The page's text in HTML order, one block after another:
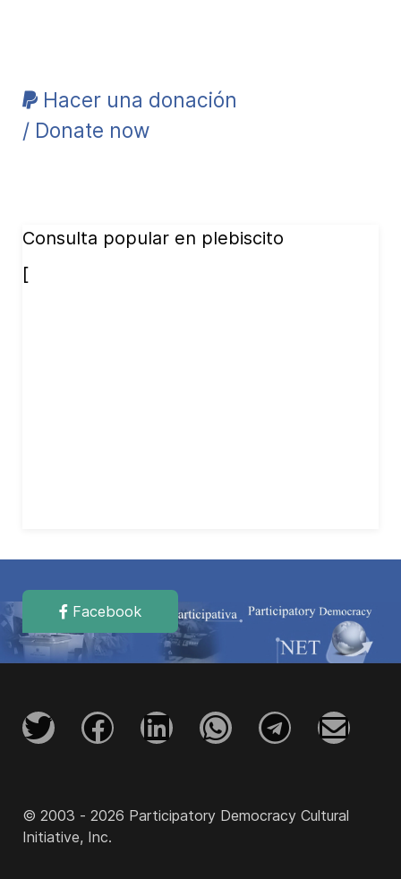
Hacer una donación
/ Donate now
Consulta popular en plebiscito
[
Facebook
© 2003 - 2026 Participatory Democracy Cultural
Initiative, Inc.